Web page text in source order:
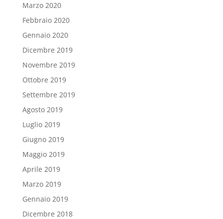
Marzo 2020
Febbraio 2020
Gennaio 2020
Dicembre 2019
Novembre 2019
Ottobre 2019
Settembre 2019
Agosto 2019
Luglio 2019
Giugno 2019
Maggio 2019
Aprile 2019
Marzo 2019
Gennaio 2019
Dicembre 2018